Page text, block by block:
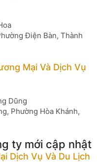
Điện Bàn, Thành
Mại Và Dịch Vụ
Dũng
Phường Hòa Khánh,
ty mới cập nhật
Dịch Vụ Và Du Lịch